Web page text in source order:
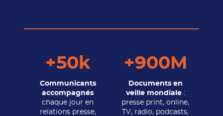
+50k
Communicants
accompagnés
chaque jour en
relations presse,
+900M
Documents en
veille mondiale:
presse print, online,
TV, radio, podcasts,